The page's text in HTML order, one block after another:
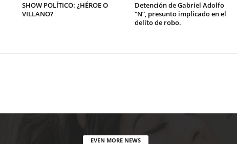
SHOW POLÍTICO: ¿HÉROE O
VILLANO?
Detención de Gabriel Adolfo
“N”, presunto implicado en el
delito de robo.
EVEN MORE NEWS